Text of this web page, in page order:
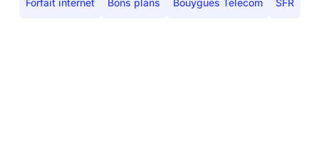
Forfait internet Bons plans Bouygues Telecom SFR